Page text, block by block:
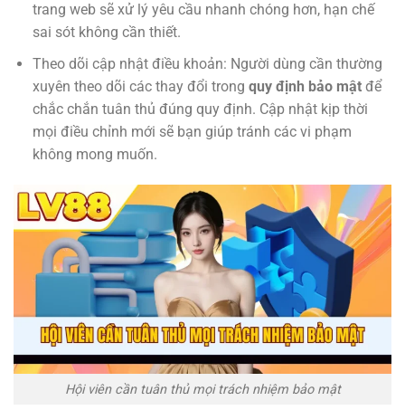
trang web sẽ xử lý yêu cầu nhanh chóng hơn, hạn chế
sai sót không cần thiết.
Theo dõi cập nhật điều khoản: Người dùng cần thường
xuyên theo dõi các thay đổi trong quy định bảo mậtđể
chắc chắn tuân thủ đúng quy định. Cập nhật kịp thời
mọi điều chỉnh mới sẽ bạn giúp tránh các vi phạm
không mong muốn.
Hội viên cần tuân thủ mọi trách nhiệm bảo mật